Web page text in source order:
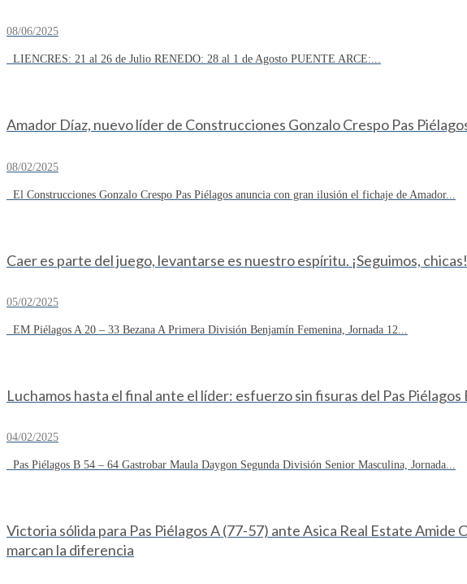
08/06/2025
LIENCRES: 21 al 26 de Julio RENEDO: 28 al 1 de Agosto PUENTE ARCE:...
Amador Díaz, nuevo líder de Construcciones Gonzalo Crespo Pas
08/02/2025
El Construcciones Gonzalo Crespo Pas Piélagos anuncia con gran ilusión el fichaje de Amador...
Caer es parte del juego, levantarse es nuestro espíritu. ¡Seguimos, chicas!
05/02/2025
EM Piélagos A 20 – 33 Bezana A Primera División Benjamín Femenina, Jornada 12...
Luchamos hasta el final ante el líder: esfuerzo sin fisuras del Pas Piélagos
04/02/2025
Pas Piélagos B 54 – 64 Gastrobar Maula Daygon Segunda División Senior Masculina, Jornada...
Victoria sólida para Pas Piélagos A (77-57) ante Asica Real Estate
marcan la diferencia